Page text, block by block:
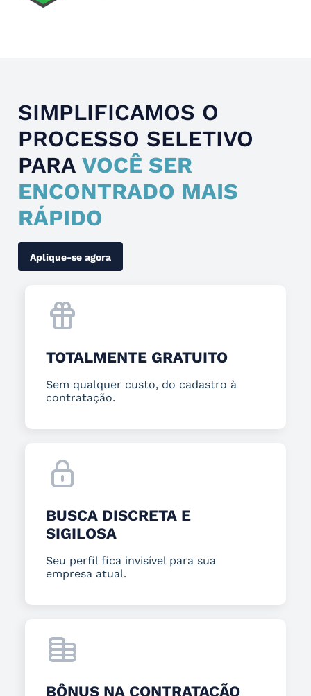
SIMPLIFICAMOS O
PROCESSO SELETIVO
PARA VOCÊ SER
ENCONTRADO MAIS
RÁPIDO
Aplique-se agora
TOTALMENTE GRATUITO
Sem qualquer custo, do cadastro à
contratação.
BUSCA DISCRETA E
SIGILOSA
Seu perfil fica invisível para sua
empresa atual.
BÔNUS NA CONTRATAÇÃO